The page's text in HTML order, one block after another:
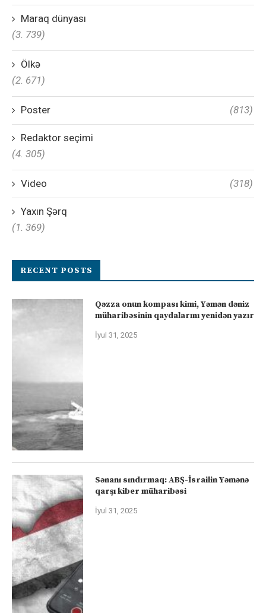
Maraq dünyası
(3. 739)
Ölkə
(2. 671)
Poster (813)
Redaktor seçimi
(4. 305)
Video (318)
Yaxın Şərq
(1. 369)
RECENT POSTS
Qəzza onun kompası kimi, Yəmən dəniz
müharibəsinin qaydalarını yenidən yazır
İyul 31, 2025
Sənanı sındırmaq: ABŞ-İsrailin Yəmənə
qarşı kiber müharibəsi
İyul 31, 2025